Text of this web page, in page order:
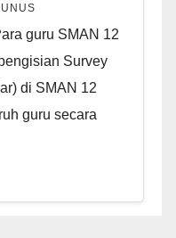
guru SMAN 12
Survey
di SMAN 12
guru secara